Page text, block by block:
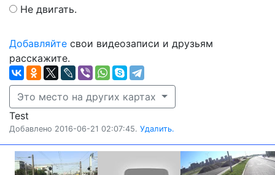
Не двигать.
Добавляйте свои видеозаписи и друзьям
расскажите.
Это место на других картах
Test
Добавлено 2016-06-21 02:07:45. Удалить.